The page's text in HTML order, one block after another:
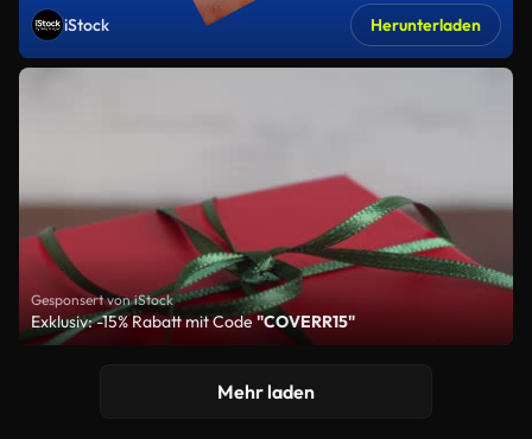
iStock Herunterladen
Gesponsert von iStock
Exklusiv: -15% Rabatt mit Code "COVERR15"
Mehr laden